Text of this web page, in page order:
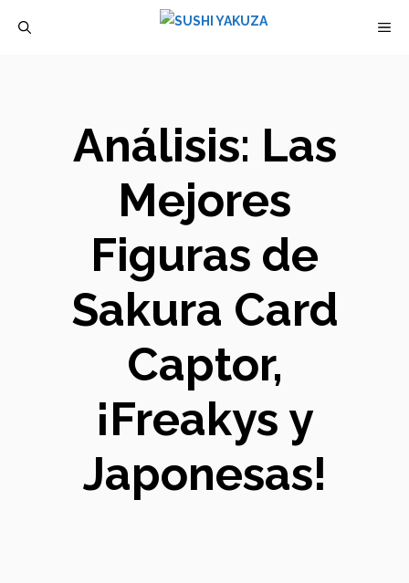
Análisis: Las
Mejores
Figuras de
Sakura Card
Captor,
¡Freakys y
Japonesas!